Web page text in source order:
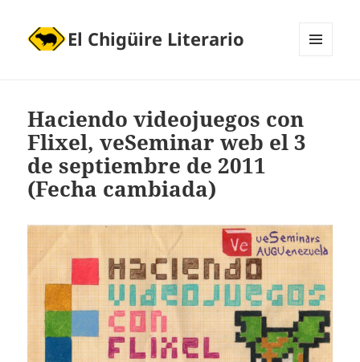
El Chigüire Literario
Haciendo videojuegos con
Flixel, veSeminar web el 3
de septiembre de 2011
(Fecha cambiada)